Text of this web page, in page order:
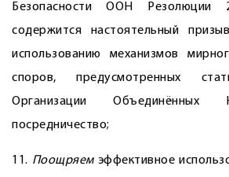
Безопасности ООН Резолюции
содержится настоятельный
использованию механизмов
споров, предусмотренных
Организации Объединённых
посредничество;
11. Поощряемэффективное